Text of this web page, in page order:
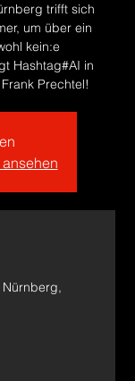
trifft sich
um über ein
kein:e
Hashtag#AI in
Prechtel!